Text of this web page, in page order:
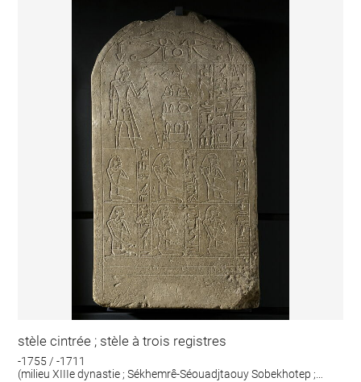
stèle cintrée ; stèle à trois registres
-1755 / -1711
(milieu XIIIe dynastie ; Sékhemrê-Séouadjtaouy Sobekhotep ;